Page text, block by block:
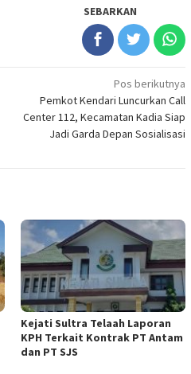
SEBARKAN
Pos berikutnya
Pemkot Kendari Luncurkan Call
Center 112, Kecamatan Kadia Siap
Jadi Garda Depan Sosialisasi
Kejati Sultra Telaah Laporan
KPH Terkait Kontrak PT Antam
dan PT SJS